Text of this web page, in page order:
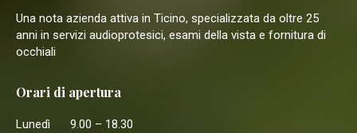
Una nota azienda attiva in Ticino, specializzata da oltre 25
anni in servizi audioprotesici, esami della vista e fornitura di
occhiali
Orari di apertura
Lunedì
9.00 – 18.30